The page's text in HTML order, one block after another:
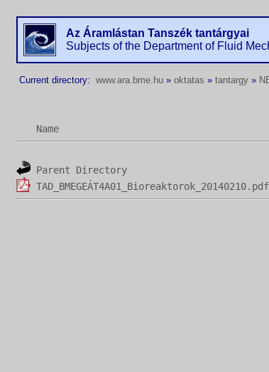
Az Áramlástan Tanszék tantárgyai
Subjects of the Department of Fluid
Current directory: www.ara.bme.hu » oktatas » tantargy »
Name
Parent Directory
TAD_BMEGEÁT4A01_Bioreaktorok_20140210.pdf